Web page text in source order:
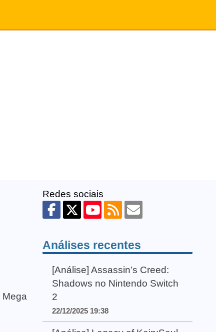
Mega
Redes sociais
Análises recentes
[Análise] Assassin’s Creed:
Shadows no Nintendo Switch
2
22/12/2025 19:38